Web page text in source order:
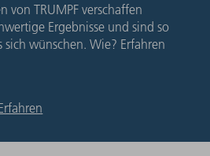
von TRUMPF verschaffen
Ergebnisse und sind so
sich wünschen. Wie? Erfahren